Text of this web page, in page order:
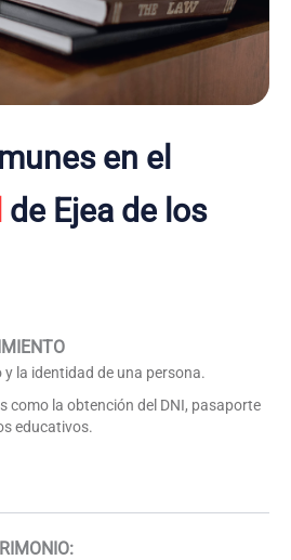
en el
de Ejea de los
la identidad de una persona.
como la obtención del DNI, pasaporte
educativos.